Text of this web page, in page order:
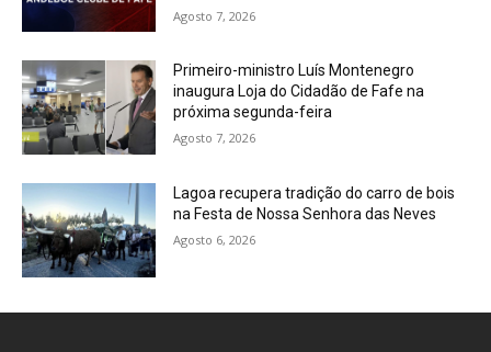
Agosto 7, 2026
Primeiro-ministro Luís Montenegro
inaugura Loja do Cidadão de Fafe na
próxima segunda-feira
Agosto 7, 2026
Lagoa recupera tradição do carro de bois
na Festa de Nossa Senhora das Neves
Agosto 6, 2026